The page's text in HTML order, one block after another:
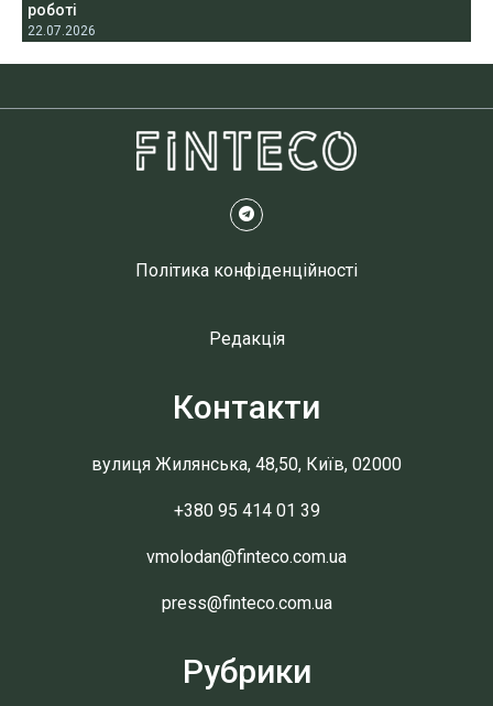
роботі
22.07.2026
Політика конфіденційності
Редакція
Контакти
вулиця Жилянська, 48,50, Київ, 02000
+380 95 414 01 39
vmolodan@finteco.com.ua
press@finteco.com.ua
Рубрики